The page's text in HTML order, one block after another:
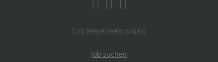
FÜR BEWERBER:INNEN
Job suchen